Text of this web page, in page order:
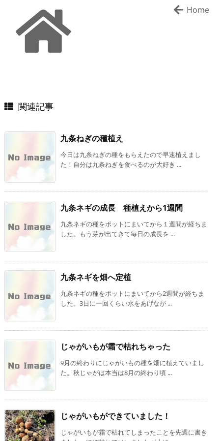
Home
関連記事
九条ねぎの種植え
今日は九条ねぎの種をもらえたので早速植えまし
た！自分は九条ねぎを食べるのが大好き ...
九条ネギの成長 種植えから1週間
九条ネギの種をポットにまいてから１週間が経ちま
した。もう芽が出てきて毎日の成長を ...
九条ネギを畑へ定植
九条ネギの種をポットにまいてから2週間が経ちま
した。3日に一回くらい水をあげなが ...
じゃがいもが霜で枯れちゃった
9月の終わりにじゃがいもの種を畑に植えていまし
た。秋じゃがは本当は8月の終わり頃 ...
じゃがいもができていました！
じゃがいもが霜で枯れてしまったことを先週に書き